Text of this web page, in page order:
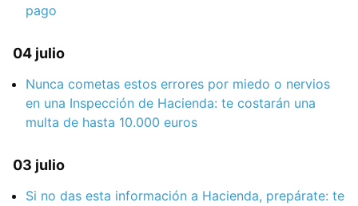
pago
04 julio
Nunca cometas estos errores por miedo o nervios
en una Inspección de Hacienda: te costarán una
multa de hasta 10.000 euros
03 julio
Si no das esta información a Hacienda, prepárate: te